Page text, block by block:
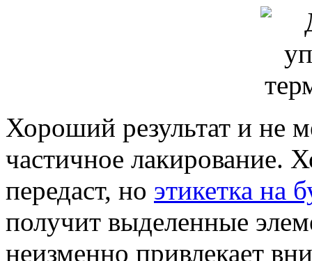
Хороший результат и не
частичное лакирование.
передаст, но этикетка на
получит выделенные
неизменно привлекает